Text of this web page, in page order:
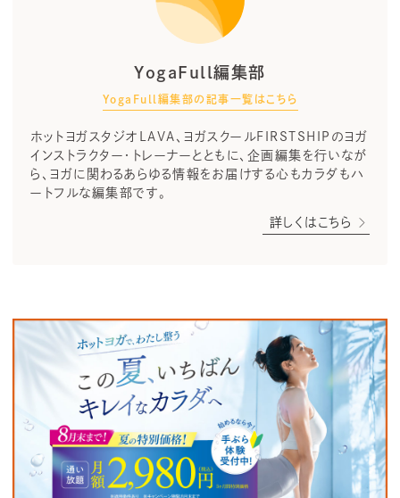
YogaFull編集部
YogaFull編集部の記事一覧はこちら
ホットヨガスタジオLAVA、ヨガスクールFIRSTSHIPのヨガ
インストラクター・トレーナーとともに、企画編集を行いなが
ら、ヨガに関わるあらゆる情報をお届けする心もカラダもハ
ートフルな編集部です。
詳しくはこちら